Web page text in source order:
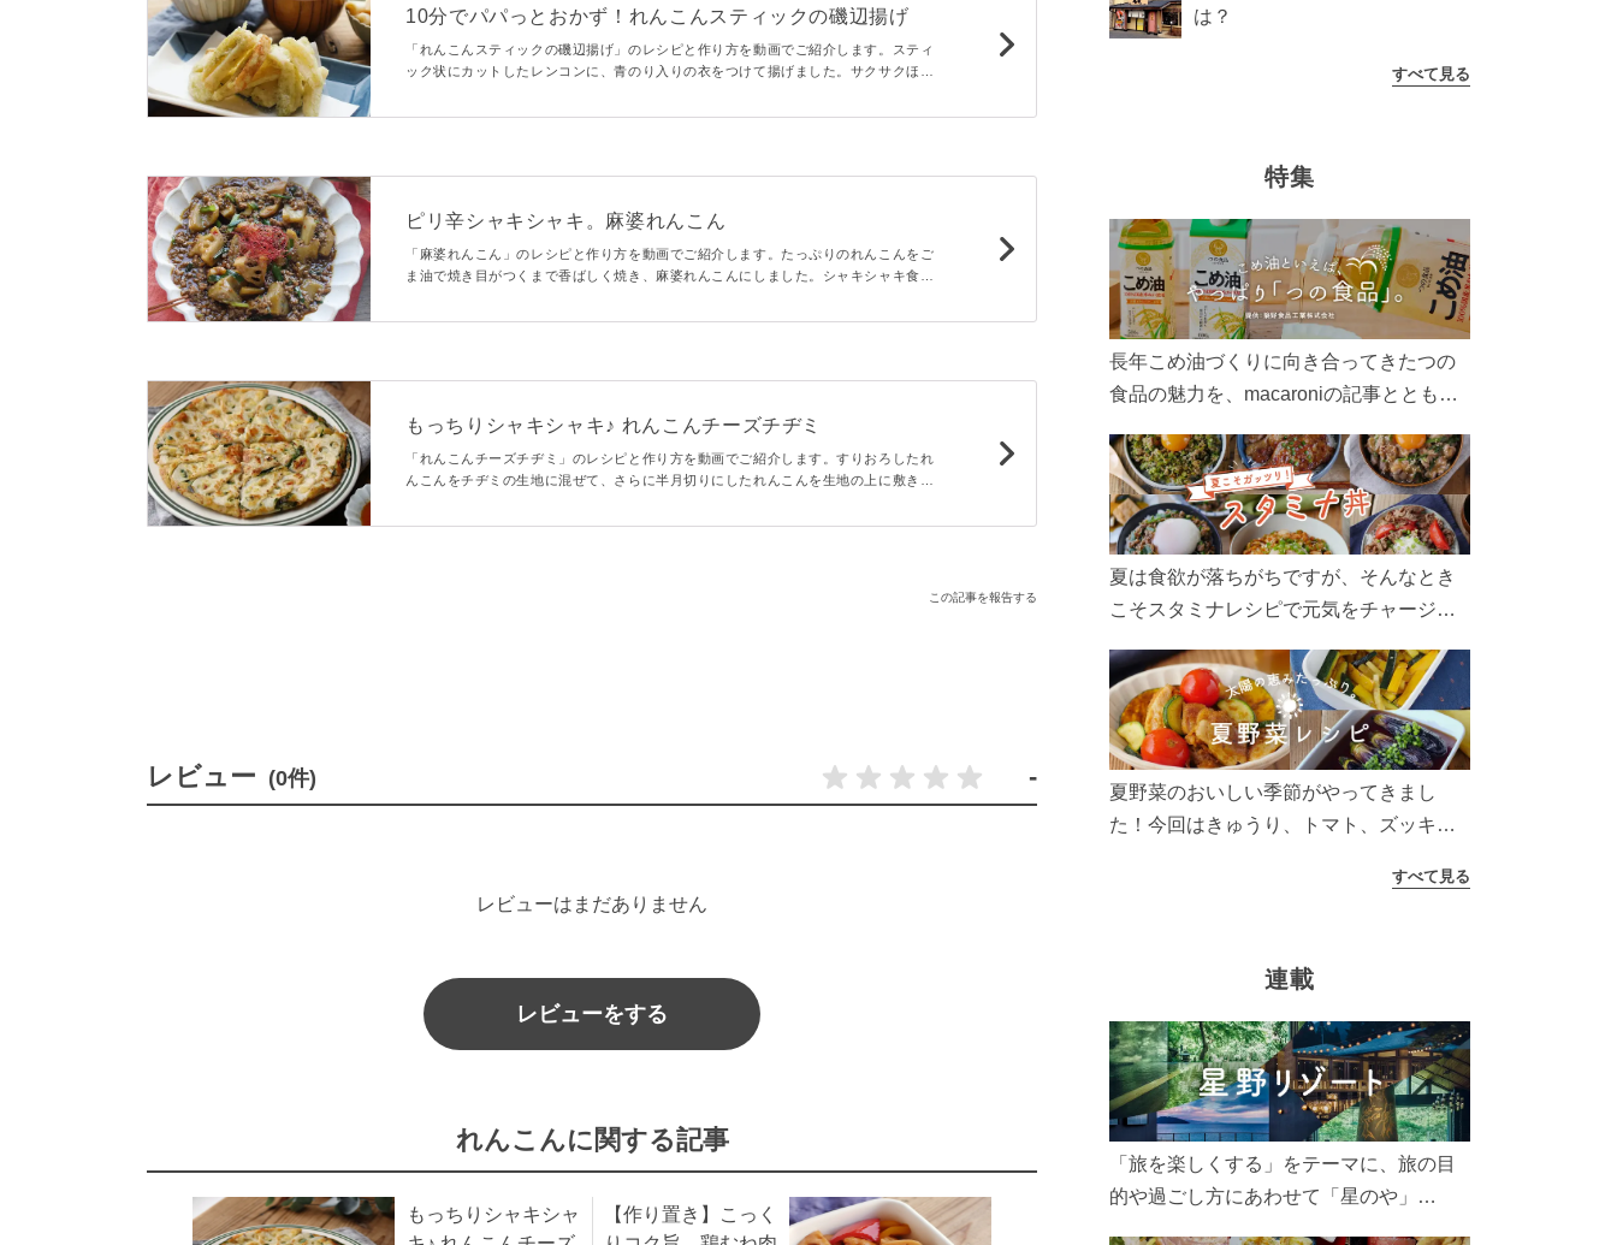
10分でパパっとおかず！れんこんスティックの磯辺揚げ
「れんこんスティックの磯辺揚げ」のレシピと作り方を動画でご紹介します。スティ
ック状にカットしたレンコンに、青のり入りの衣をつけて揚げました。サクサクほく
ですか？
ピリ辛シャキシャキ。麻婆れんこん
「麻婆れんこん」のレシピと作り方を動画でご紹介します。たっぷりのれんこんをご
ま油で焼き目がつくまで香ばしく焼き、麻婆れんこんにしました。シャキシャキ食感
もっちりシャキシャキ♪ れんこんチーズチヂミ
「れんこんチーズチヂミ」のレシピと作り方を動画でご紹介します。すりおろしたれ
んこんをチヂミの生地に混ぜて、さらに半月切りにしたれんこんを生地の上に敷き詰
と、桜えびの風味が口いっぱいに広がるひと品です。
この記事を報告する
レビュー (0件) -
レビューはまだありません
レビューをする
れんこんに関する記事
もっちりシャキシャ
【作り置き】こっく
は？
すべて見る
特集
長年こめ油づくりに向き合ってきたつの
食品の魅力を、macaroniの記事とともに
ん、製造現場や品質へのこだわりまで。
こめ油をもっと好きになるコンテンツを
ぜひお楽しみください。
夏は食欲が落ちがちですが、そんなとき
こそスタミナレシピで元気をチャージ！
リ食べて、夏バテを吹き飛ばしましょ
う！
夏野菜のおいしい季節がやってきまし
た！今回はきゅうり、トマト、ズッキー
太陽の光をたっぷりあびた夏野菜は栄養
すべて見る
連載
「旅を楽しくする」をテーマに、旅の目
的や過ごし方にあわせて「星のや」